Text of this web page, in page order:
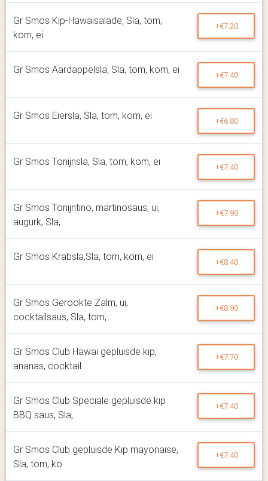
Gr Smos Kip-Hawaisalade, Sla, tom,
kom, ei
+€7.20
Gr Smos Aardappelsla, Sla, tom, kom, ei +€7.40
Gr Smos Eiersla, Sla, tom, kom, ei +€6.80
Gr Smos Tonijnsla, Sla, tom, kom, ei +€7.40
Gr Smos Tonijntino, martinosaus, ui,
augurk, Sla,
+€7.90
Gr Smos Krabsla,Sla, tom, kom, ei +€8.40
Gr Smos Gerookte Zalm, ui,
cocktailsaus, Sla, tom,
+€8.90
Gr Smos Club Hawai gepluisde kip,
ananas, cocktail
+€7.70
Gr Smos Club Speciale gepluisde kip
BBQ saus, Sla,
+€7.40
Gr Smos Club gepluisde Kip mayonaise,
Sla, tom, ko
+€7.40